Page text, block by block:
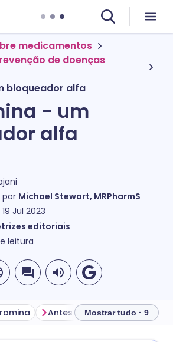
medicamentos
de doenças
bloqueador alfa
- um
alfa
por Michael Stewart, MRPharmS
19 Jul 2023
editoriais
leitura
Antes de tomar indoramina
Mostrar tudo · 9